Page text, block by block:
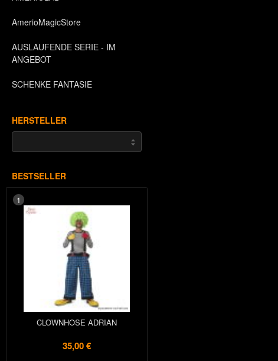
AmerioMagicStore
AUSLAUFENDE SERIE - IM
ANGEBOT
SCHENKE FANTASIE
HERSTELLER
BESTSELLER
1
CLOWNHOSE ADRIAN
35,00 €